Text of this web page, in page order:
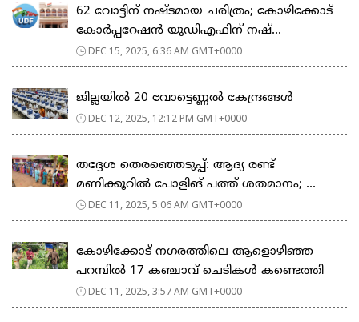
62 വോട്ടിന് നഷ്ടമായ ചരിത്രം; കോഴിക്കോട്
കോർപ്പറേഷൻ യുഡിഎഫിന് നഷ്...
DEC 15, 2025, 6:36 AM GMT+0000
ജില്ലയിൽ 20 വോട്ടെണ്ണൽ കേന്ദ്രങ്ങൾ
DEC 12, 2025, 12:12 PM GMT+0000
തദ്ദേശ തെരഞ്ഞെടുപ്പ്: ആദ്യ രണ്ട്
മണിക്കൂറില്‍ പോളിങ് പത്ത് ശതമാനം; ...
DEC 11, 2025, 5:06 AM GMT+0000
കോഴിക്കോട് നഗരത്തിലെ ആളൊഴിഞ്ഞ
പറമ്പിൽ 17 കഞ്ചാവ് ചെടികൾ കണ്ടെത്തി
DEC 11, 2025, 3:57 AM GMT+0000